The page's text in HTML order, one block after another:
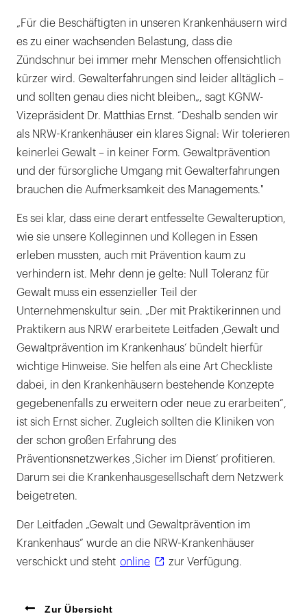
„Für die Beschäftigten in unseren Krankenhäusern wird
es zu einer wachsenden Belastung, dass die
Zündschnur bei immer mehr Menschen offensichtlich
kürzer wird. Gewalterfahrungen sind leider alltäglich –
und sollten genau dies nicht bleiben„, sagt KGNW-
Vizepräsident Dr. Matthias Ernst. “Deshalb senden wir
als NRW-Krankenhäuser ein klares Signal: Wir tolerieren
keinerlei Gewalt – in keiner Form. Gewaltprävention
und der fürsorgliche Umgang mit Gewalterfahrungen
brauchen die Aufmerksamkeit des Managements."
Es sei klar, dass eine derart entfesselte Gewalteruption,
wie sie unsere Kolleginnen und Kollegen in Essen
erleben mussten, auch mit Prävention kaum zu
verhindern ist. Mehr denn je gelte: Null Toleranz für
Gewalt muss ein essenzieller Teil der
Unternehmenskultur sein. „Der mit Praktikerinnen und
Praktikern aus NRW erarbeitete Leitfaden ,Gewalt und
Gewaltprävention im Krankenhaus‘ bündelt hierfür
wichtige Hinweise. Sie helfen als eine Art Checkliste
dabei, in den Krankenhäusern bestehende Konzepte
gegebenenfalls zu erweitern oder neue zu erarbeiten“,
ist sich Ernst sicher. Zugleich sollten die Kliniken von
der schon großen Erfahrung des
Präventionsnetzwerkes ,Sicher im Dienst‘ profitieren.
Darum sei die Krankenhausgesellschaft dem Netzwerk
beigetreten.
Der Leitfaden „Gewalt und Gewaltprävention im
Krankenhaus“ wurde an die NRW-Krankenhäuser
verschickt und steht online zur Verfügung.
Zur Übersicht